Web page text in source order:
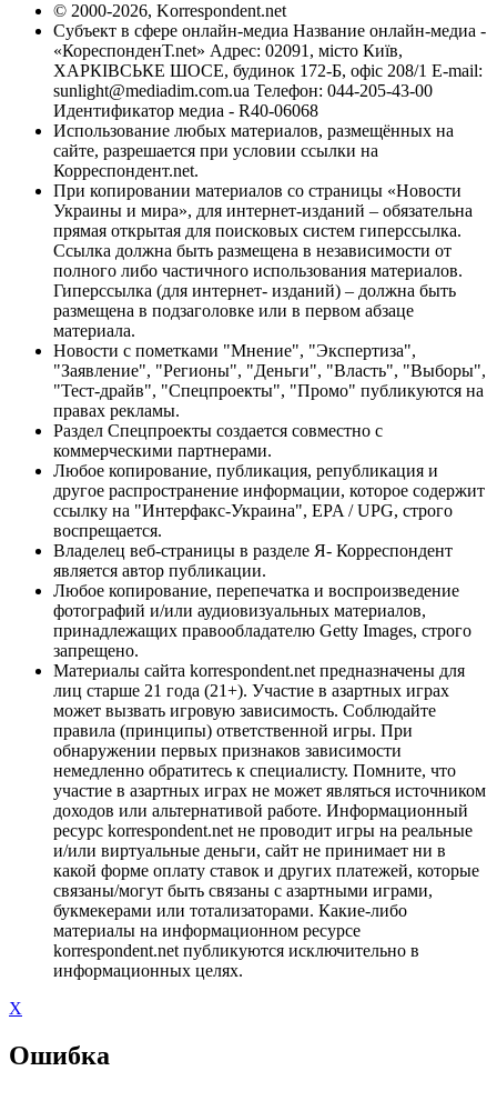
© 2000-2026, Korrespondent.net
Субъект в сфере онлайн-медиа Название онлайн-медиа -
«КореспонденТ.net» Адрес: 02091, місто Київ,
ХАРКІВСЬКЕ ШОСЕ, будинок 172-Б, офіс 208/1 E-mail:
sunlight@mediadim.com.ua Телефон: 044-205-43-00
Идентификатор медиа - R40-06068
Использование любых материалов, размещённых на
сайте, разрешается при условии ссылки на
Корреспондент.net.
При копировании материалов со страницы «Новости
Украины и мира», для интернет-изданий – обязательна
прямая открытая для поисковых систем гиперссылка.
Ссылка должна быть размещена в независимости от
полного либо частичного использования материалов.
Гиперссылка (для интернет- изданий) – должна быть
размещена в подзаголовке или в первом абзаце
материала.
Новости с пометками "Мнение", "Экспертиза",
"Заявление", "Регионы", "Деньги", "Власть", "Выборы",
"Тест-драйв", "Спецпроекты", "Промо" публикуются на
правах рекламы.
Раздел Спецпроекты создается совместно с
коммерческими партнерами.
Любое копирование, публикация, републикация и
другое распространение информации, которое содержит
ссылку на "Интерфакс-Украина", EPA / UPG, строго
воспрещается.
Владелец веб-страницы в разделе Я- Корреспондент
является автор публикации.
Любое копирование, перепечатка и воспроизведение
фотографий и/или аудиовизуальных материалов,
принадлежащих правообладателю Getty Images, строго
запрещено.
Материалы сайта korrespondent.net предназначены для
лиц старше 21 года (21+). Участие в азартных играх
может вызвать игровую зависимость. Соблюдайте
правила (принципы) ответственной игры. При
обнаружении первых признаков зависимости
немедленно обратитесь к специалисту. Помните, что
участие в азартных играх не может являться источником
доходов или альтернативой работе. Информационный
ресурс korrespondent.net не проводит игры на реальные
и/или виртуальные деньги, сайт не принимает ни в
какой форме оплату ставок и других платежей, которые
связаны/могут быть связаны с азартными играми,
букмекерами или тотализаторами. Какие-либо
материалы на информационном ресурсе
korrespondent.net публикуются исключительно в
информационных целях.
X
Ошибка